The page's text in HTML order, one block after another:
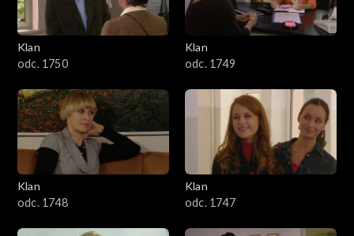
Klan
odc. 1750
Klan
odc. 1749
Klan
odc. 1748
Klan
odc. 1747